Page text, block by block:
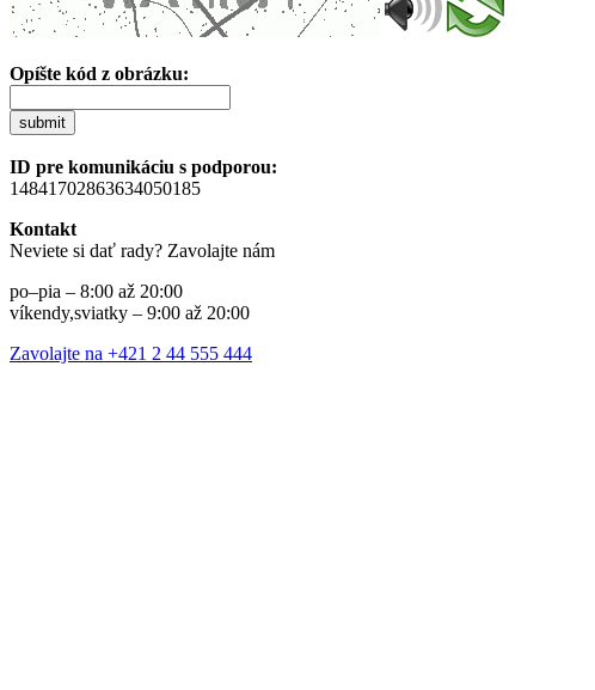
Opíšte kód z obrázku:
submit
ID pre komunikáciu s podporou:
14841702863634050185
Kontakt
Neviete si dať rady? Zavolajte nám
po–pia – 8:00 až 20:00
víkendy,sviatky – 9:00 až 20:00
Zavolajte na +421 2 44 555 444